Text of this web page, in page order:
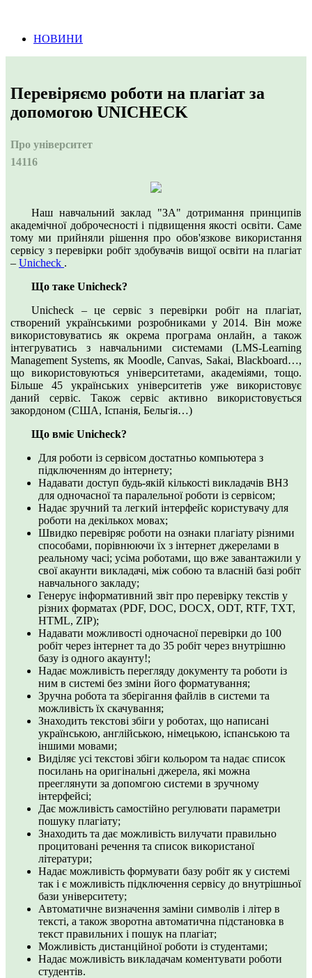
НОВИНИ
Перевіряємо роботи на плагіат за
допомогою UNICHECK
Про університет
14116
Наш навчальний заклад "ЗА" дотримання принципів
академічної доброчесності і підвищення якості освіти. Саме
тому ми прийняли рішення про обов'язкове використання
сервісу з перевірки робіт здобувачів вищої освіти на плагіат
– Unicheck .
Що таке Unicheck?
Unicheck – це сервіс з перевірки робіт на плагіат,
створений українськими розробниками у 2014. Він може
використовуватись як окрема програма онлайн, а також
інтегруватись з навчальними системами (LMS-Learning
Management Systems, як Moodle, Canvas, Sakai, Blackboard…,
що використовуються університетами, академіями, тощо.
Більше 45 українських університетів уже використовує
даний сервіс. Також сервіс активно використовується
закордоном (США, Іспанія, Бельгія…)
Що вміє Unicheck?
Для роботи із сервісом достатньо компьютера з
підключенням до інтернету;
Надавати доступ будь-якій кількості викладачів ВНЗ
для одночасної та паралельної роботи із сервісом;
Надає зручний та легкий інтерфейс користувачу для
роботи на декількох мовах;
Швидко перевіряє роботи на ознаки плагіату різними
способами, порівнюючи їх з інтернет джерелами в
реальному часі; усіма роботами, що вже завантажили у
свої акаунти викладачі, між собою та власній базі робіт
навчального закладу;
Генерує інформативний звіт про перевірку текстів у
різних форматах (PDF, DOC, DOCX, ODT, RTF, TXT,
HTML, ZIP);
Надавати можливості одночасної перевірки до 100
робіт через інтернет та до 35 робіт через внутрішню
базу із одного акаунту!;
Надає можливість перегляду документу та роботи із
ним в системі без зміни його форматування;
Зручна робота та зберігання файлів в системи та
можливість їх скачування;
Знаходить текстові збіги у роботах, що написані
українською, англійською, німецькою, іспанською та
іншими мовами;
Виділяє усі текстові збіги кольором та надає список
посилань на оригінальні джерела, які можна
прееглянути за допомгою системи в зручному
інтерфейсі;
Дає можливість самостійно регулювати параметри
пошуку плагіату;
Знаходить та дає можливість вилучати правильно
процитовані речення та список використаної
літератури;
Надає можливість формувати базу робіт як у системі
так і є можливість підключення сервісу до внутрішньої
бази університету;
Автоматичне визначення заміни символів і літер в
тексті, а також зворотна автоматична підстановка в
текст правильних і пошук на плагіат;
Можливість дистанційної роботи із студентами;
Надає можливість викладачам коментувати роботи
студентів.